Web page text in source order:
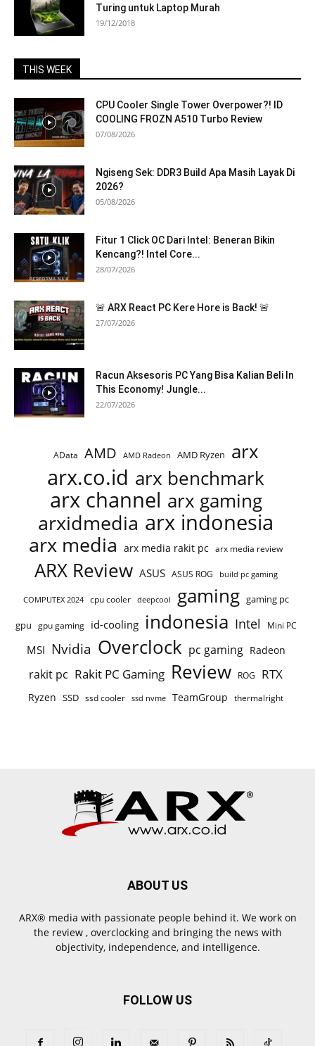
Turing untuk Laptop Murah
19/12/2018
THIS WEEK
CPU Cooler Single Tower Overpower?! ID
COOLING FROZN A510 Turbo Review
07/08/2026
Ngiseng Sek: DDR3 Build Apa Masih Layak Di
2026?
05/08/2026
Fitur 1 Click OC Dari Intel: Beneran Bikin
Kencang?! Intel Core...
28/07/2026
🚨 ARX React PC Kere Hore is Back! 🚨
27/07/2026
Racun Aksesoris PC Yang Bisa Kalian Beli In
This Economy! Jungle...
22/07/2026
AData AMD AMD Radeon AMD Ryzen arx
arx.co.id arx benchmark
arx channel arx gaming
arxidmedia arx indonesia
arx media arx media rakit pc arx media review
ARX Review ASUS ASUS ROG build pc gaming
COMPUTEX 2024 cpu cooler deepcool gaming gaming pc
gpu gpu gaming id-cooling indonesia Intel Mini PC
MSI Nvidia Overclock pc gaming Radeon
rakit pc Rakit PC Gaming Review ROG RTX
Ryzen SSD ssd cooler ssd nvme TeamGroup thermalright
ABOUT US
ARX® media with passionate people behind it. We work on
the review , overclocking and bringing the news with
objectivity, independence, and intelligence.
FOLLOW US